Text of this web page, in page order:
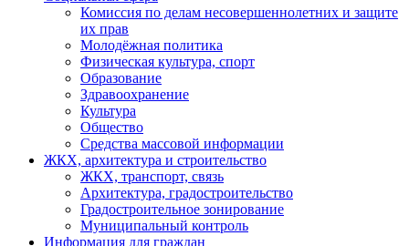
Комиссия по делам несовершеннолетних и защите
их прав
Молодёжная политика
Физическая культура, спорт
Образование
Здравоохранение
Культура
Общество
Средства массовой информации
ЖКХ, архитектура и строительство
ЖКХ, транспорт, связь
Архитектура, градостроительство
Градостроительное зонирование
Муниципальный контроль
Информация для граждан